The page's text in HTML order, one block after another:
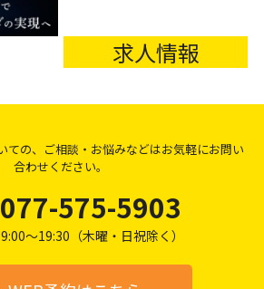
求人情報
の、 ご相談・お悩みなどはお気軽にお問い
合わせください。
575-5903
～19:30（木曜・日祝除く）